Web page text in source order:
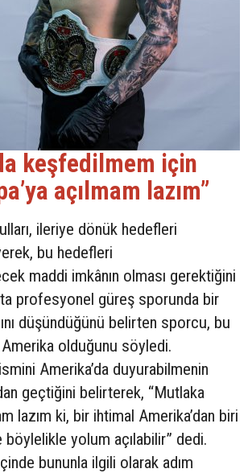
keşfedilmem için
açılmam lazım”
ileriye dönük hedefleri
bu hedefleri
maddi imkânın olması gerektiğini
profesyonel güreş sporunda bir
düşündüğünü belirten sporcu, bu
Amerika olduğunu söyledi.
Amerika’da duyurabilmenin
geçtiğini belirterek, “Mutlaka
lazım ki, bir ihtimal Amerika’dan biri
yolum açılabilir” dedi.
bununla ilgili olarak adım